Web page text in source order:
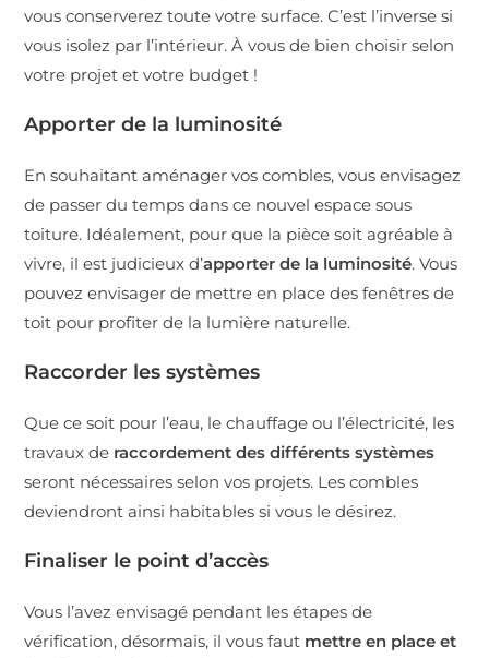
vous conserverez toute votre surface. C’est l’inverse si
vous isolez par l’intérieur. À vous de bien choisir selon
votre projet et votre budget !
Apporter de la luminosité
En souhaitant aménager vos combles, vous envisagez
de passer du temps dans ce nouvel espace sous
toiture. Idéalement, pour que la pièce soit agréable à
vivre, il est judicieux d’apporter de la luminosité. Vous
pouvez envisager de mettre en place des fenêtres de
toit pour profiter de la lumière naturelle.
Raccorder les systèmes
Que ce soit pour l’eau, le chauffage ou l’électricité, les
travaux de raccordement des différents systèmes
seront nécessaires selon vos projets. Les combles
deviendront ainsi habitables si vous le désirez.
Finaliser le point d’accès
Vous l’avez envisagé pendant les étapes de
vérification, désormais, il vous faut mettre en place et